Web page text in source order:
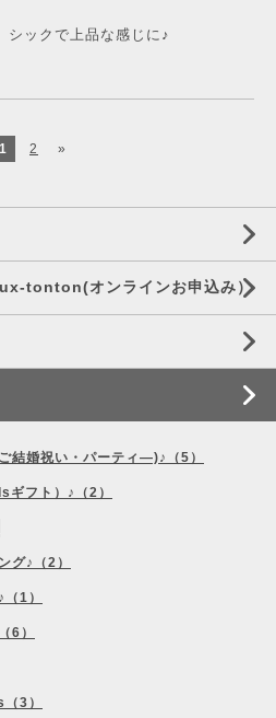
シックで上品な感じに♪
1 2 »
tonton(オンラインお申込み）
結婚祝い・パーティ―)♪（5）
フト）♪（2）
グ♪（2）
1）
6）
3）